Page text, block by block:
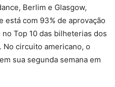
Berlim e Glasgow,
está com 93% de aprovação
Top 10 das bilheterias dos
No circuito americano, o
sua segunda semana em